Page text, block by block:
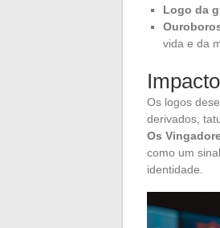
Logo da
vida e da
Os logos
derivados,
Os
como um
identidade.